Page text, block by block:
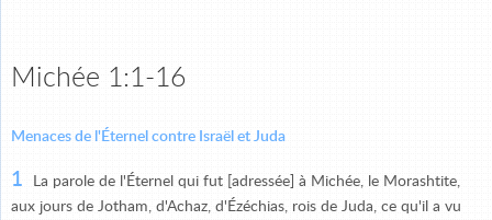
Michée 1:1-16
Menaces de l'Éternel contre Israël et Juda
1
La parole de l'Éternel qui fut [adressée] à Michée, le Morashtite,
aux jours de Jotham, d'Achaz, d'Ézéchias, rois de Juda, ce qu'il a vu